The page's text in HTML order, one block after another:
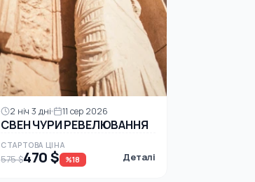
2 ніч 3 дні 11 сер 2026
СВЕН ЧУРИ РЕВЕЛЮВАННЯ
СТАРТОВА ЦІНА
575 $470 $ %18 Деталі